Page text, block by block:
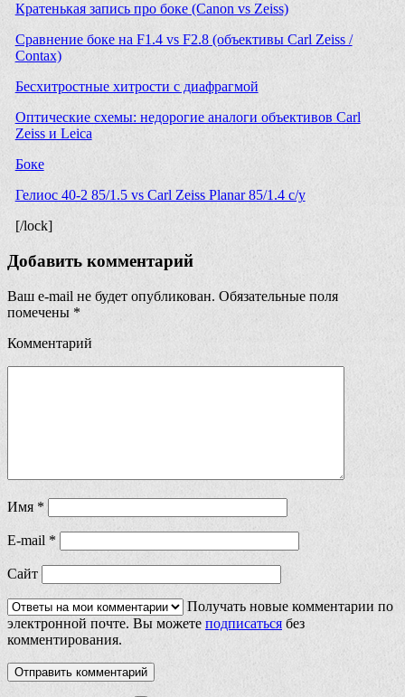
Кратенькая запись про боке (Canon vs Zeiss)
Сравнение боке на F1.4 vs F2.8 (объективы Carl Zeiss /
Contax)
Бесхитростные хитрости с диафрагмой
Оптические схемы: недорогие аналоги объективов Carl
Zeiss и Leica
Боке
Гелиос 40-2 85/1.5 vs Carl Zeiss Planar 85/1.4 c/y
[/lock]
Добавить комментарий
Ваш e-mail не будет опубликован. Обязательные поля
помечены *
Комментарий
Имя *
E-mail *
Сайт
Получать новые комментарии по
электронной почте. Вы можете подписаться без
комментирования.